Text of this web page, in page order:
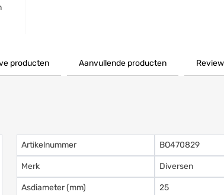
producten Aanvullende producten
Artikelnummer BO470829
Merk Diversen
Asdiameter (mm) 25